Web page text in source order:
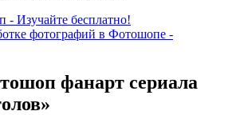
Изучайте бесплатно!
фотографий в Фотошопе -
фанарт сериала